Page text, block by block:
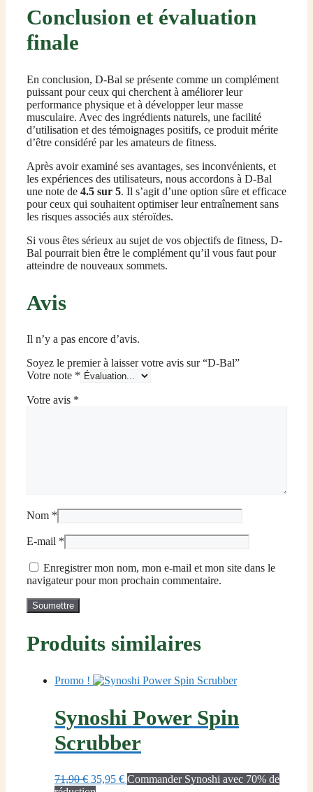
Conclusion et évaluation
finale
En conclusion, D-Bal se présente comme un complément
puissant pour ceux qui cherchent à améliorer leur
performance physique et à développer leur masse
musculaire. Avec des ingrédients naturels, une facilité
d’utilisation et des témoignages positifs, ce produit mérite
d’être considéré par les amateurs de fitness.
Après avoir examiné ses avantages, ses inconvénients, et
les expériences des utilisateurs, nous accordons à D-Bal
une note de 4.5 sur 5. Il s’agit d’une option sûre et efficace
pour ceux qui souhaitent optimiser leur entraînement sans
les risques associés aux stéroïdes.
Si vous êtes sérieux au sujet de vos objectifs de fitness, D-
Bal pourrait bien être le complément qu’il vous faut pour
atteindre de nouveaux sommets.
Avis
Il n’y a pas encore d’avis.
Soyez le premier à laisser votre avis sur “D-Bal”
Votre note *
Votre avis *
Nom *
E-mail *
Enregistrer mon nom, mon e-mail et mon site dans le
navigateur pour mon prochain commentaire.
Produits similaires
Promo !
Synoshi Power Spin
Scrubber
71,90€ Le
35,95 €Le
Commander Synoshi avec 70% de